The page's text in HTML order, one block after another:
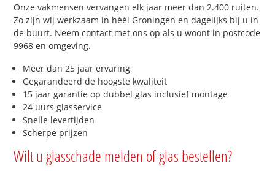
Onze vakmensen vervangen elk jaar meer dan 2.400 ruiten.
Zo zijn wij werkzaam in héél Groningen en dagelijks bij u in
de buurt. Neem contact met ons op als u woont in postcode
9968 en omgeving.
Meer dan 25 jaar ervaring
Gegarandeerd de hoogste kwaliteit
15 jaar garantie op dubbel glas inclusief montage
24 uurs glasservice
Snelle levertijden
Scherpe prijzen
Wilt u glasschade melden of glas bestellen?